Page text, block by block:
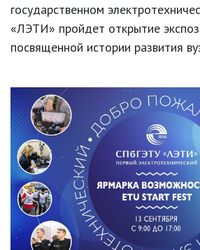
государственном
«ЛЭТИ» пройдет открытие
посвященной истории развития